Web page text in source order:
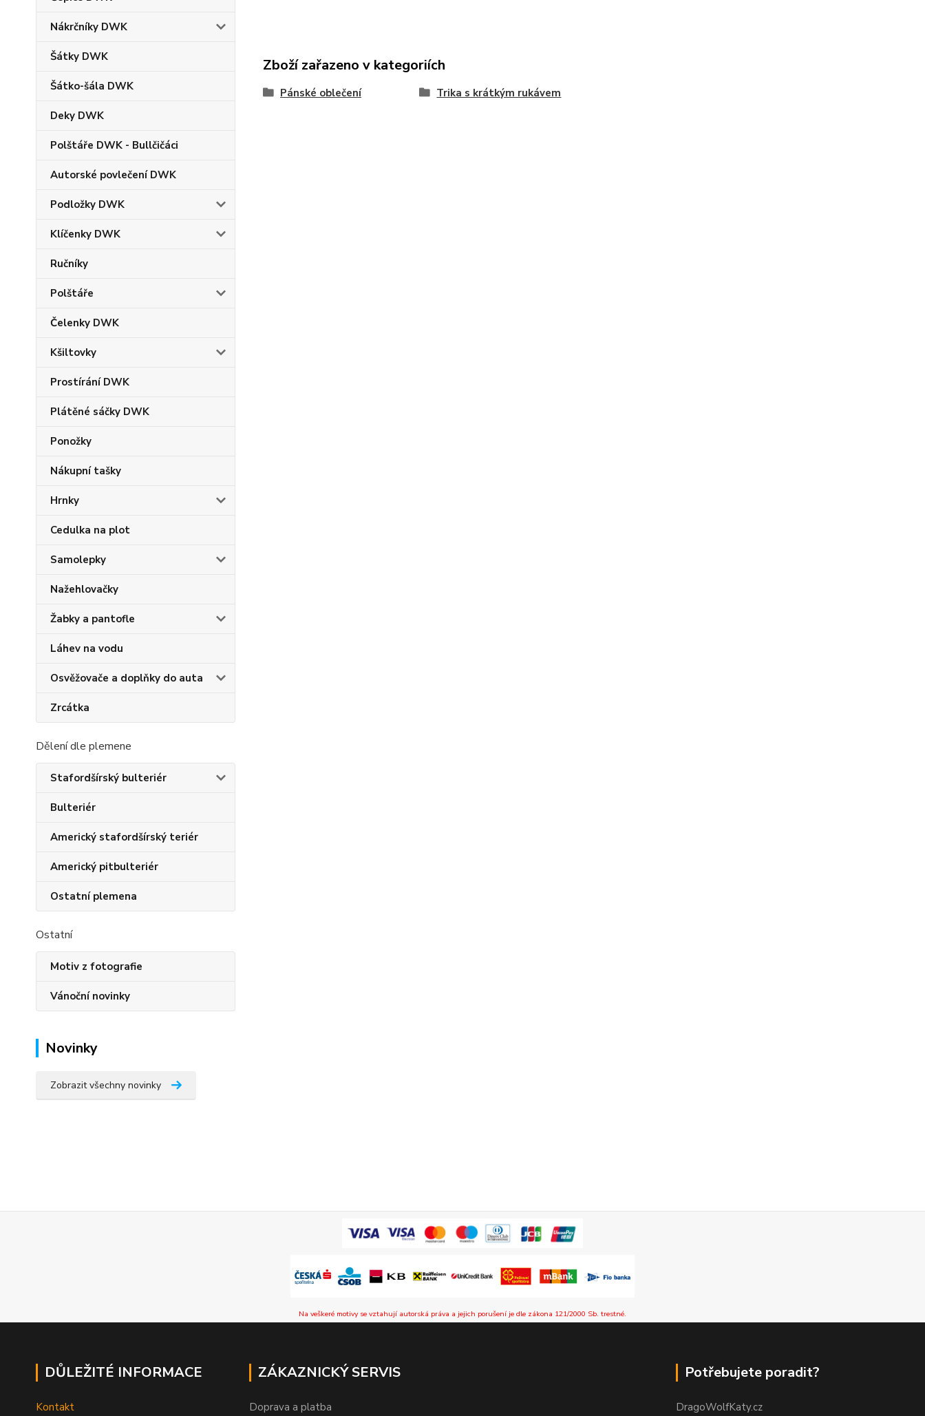
Nákrčníky DWK
Šátky DWK
Šátko-šála DWK
Deky DWK
Polštáře DWK - Bullčičáci
Autorské povlečení DWK
Podložky DWK
Klíčenky DWK
Ručníky
Polštáře
Čelenky DWK
Kšiltovky
Prostírání DWK
Plátěné sáčky DWK
Ponožky
Nákupní tašky
Hrnky
Cedulka na plot
Samolepky
Nažehlovačky
Žabky a pantofle
Láhev na vodu
Osvěžovače a doplňky do auta
Zrcátka
Dělení dle plemene
Stafordšírský bulteriér
Bulteriér
Americký stafordšírský teriér
Americký pitbulteriér
Ostatní plemena
Ostatní
Motiv z fotografie
Vánoční novinky
Novinky
Zobrazit všechny novinky
Zboží zařazeno v kategoriích
Pánské oblečení Trika s krátkým rukávem
Na veškeré motivy se vztahují autorská práva a jejich porušení je dle zákona 121/2000 Sb. trestné.
DŮLEŽITÉ INFORMACE
Kontakt
ZÁKAZNICKÝ SERVIS
Doprava a platba
Potřebujete poradit?
DragoWolfKaty.cz